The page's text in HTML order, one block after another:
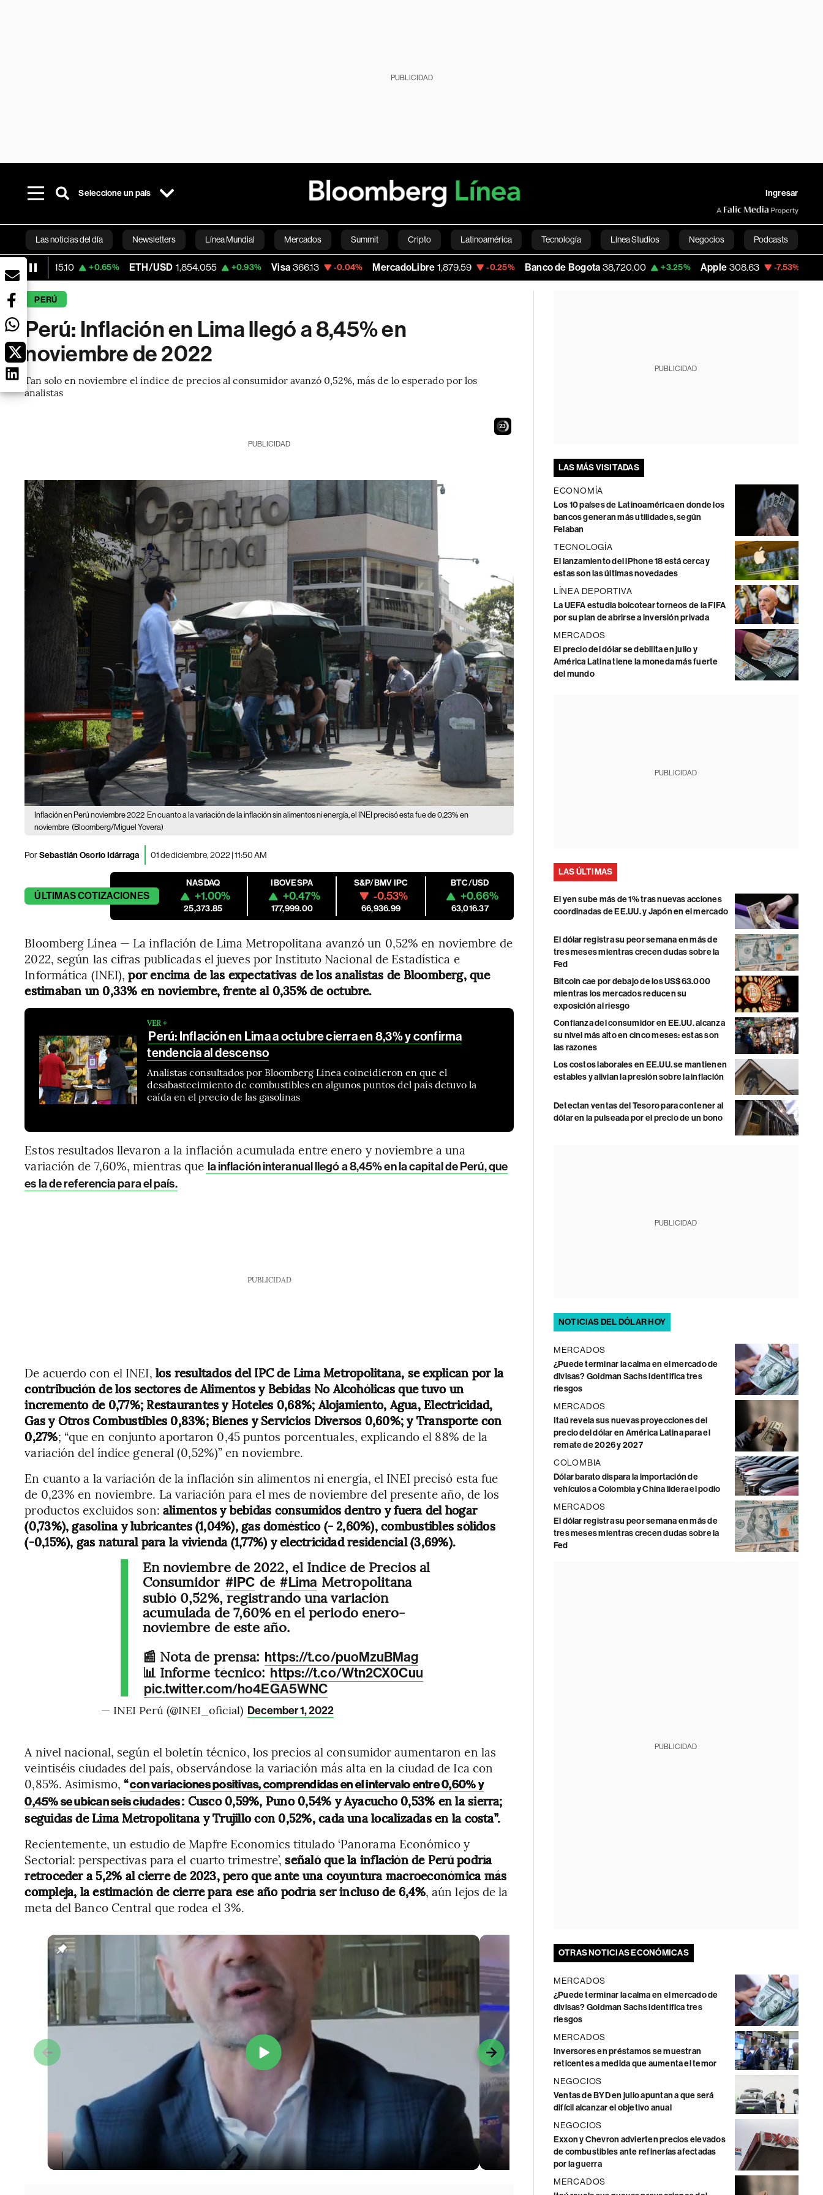
PUBLICIDAD
Seleccione un país Ingresar
Las noticias del día Newsletters Línea Mundial Mercados Summit Cripto Latinoamérica Tecnología Línea Studios Negocios Podcasts
Bloomberg Green Economía Estilo de vida Mundo Videos English
ETH/USD 1,854.055 +0.93% Visa 366.13 -0.04% MercadoLibre 1,879.59 -0.25% Banco de Bogota 38,720.00 +3.25% Apple 308.63 -7.53% USD COP 3,152.58
PERÚ
Perú: Inflación en Lima llegó a 8,45% en
noviembre de 2022
Tan solo en noviembre el índice de precios al consumidor avanzó 0,52%, más de lo esperado por los
analistas
21
PUBLICIDAD
Inflación en Perú noviembre 2022 En cuanto a la variación de la inflación sin alimentos ni energía, el INEI precisó esta fue de 0,23% en
noviembre (Bloomberg/Miguel Yovera)
PorSebastián Osorio Idárraga 01 de diciembre, 2022 | 11:50 AM
ÚLTIMASCOTIZACIONES
NASDAQ
+1.00%
25,373.85
IBOVESPA
+0.47%
177,999.00
S&P/BMV IPC
-0.53%
66,936.99
BTC/USD
+0.66%
63,016.37
Bloomberg Línea — La inflación de Lima Metropolitana avanzó un 0,52% en noviembre de
2022, según las cifras publicadas el jueves por Instituto Nacional de Estadística e
Informática (INEI),por encima de las expectativas de los analistas de Bloomberg, que
estimaban un 0,33% en noviembre, frente al 0,35% de octubre.
VER +
Perú: Inflación en Lima a octubre cierra en 8,3% y confirma
tendencia al descenso
Analistas consultados por Bloomberg Línea coincidieron en que el
desabastecimiento de combustibles en algunos puntos del país detuvo la
caída en el precio de las gasolinas
Estos resultados llevaron a la inflación acumulada entre enero y noviembre a una
variación de 7,60%, mientras que la inflación interanual llegó a 8,45% en la capital de Perú, que
es la de referencia para el país.
PUBLICIDAD
De acuerdo con el INEI, los resultados del IPC de Lima Metropolitana, se explican por la
contribución de los sectores de Alimentos y Bebidas No Alcohólicas que tuvo un
incremento de 0,77%; Restaurantes y Hoteles 0,68%; Alojamiento, Agua, Electricidad,
Gas y Otros Combustibles 0,83%; Bienes y Servicios Diversos 0,60%; y Transporte con
0,27%; “que en conjunto aportaron 0,45 puntos porcentuales, explicando el 88% de la
variación del índice general (0,52%)” en noviembre.
En cuanto a la variación de la inflación sin alimentos ni energía, el INEI precisó esta fue
de 0,23% en noviembre. La variación para el mes de noviembre del presente año, de los
productos excluidos son: alimentos y bebidas consumidos dentro y fuera del hogar
(0,73%), gasolina y lubricantes (1,04%), gas doméstico (- 2,60%), combustibles sólidos
(-0,15%), gas natural para la vivienda (1,77%) y electricidad residencial (3,69%).
En noviembre de 2022, el Índice de Precios al
Consumidor #IPC de #Lima Metropolitana
subió 0,52%, registrando una variación
acumulada de 7,60% en el periodo enero-
noviembre de este año.
📰 Nota de prensa: https://t.co/puoMzuBMag
📊 Informe técnico:https://t.co/Wtn2CX0Cuu
pic.twitter.com/ho4EGA5WNC
— INEI Perú (@INEI_oficial) December 1, 2022
A nivel nacional, según el boletín técnico, los precios al consumidor aumentaron en las
veintiséis ciudades del país, observándose la variación más alta en la ciudad de Ica con
0,85%. Asimismo,“con variaciones positivas, comprendidas en el intervalo entre 0,60% y
0,45% se ubican seis ciudades: Cusco 0,59%, Puno 0,54% y Ayacucho 0,53% en la sierra;
seguidas de Lima Metropolitana y Trujillo con 0,52%, cada una localizadas en la costa”.
Recientemente, un estudio de Mapfre Economics titulado ‘Panorama Económico y
Sectorial: perspectivas para el cuarto trimestre’, señaló que la inflación de Perú podría
retroceder a 5,2% al cierre de 2023, pero que ante una coyuntura macroeconómica más
compleja, la estimación de cierre para ese año podría ser incluso de 6,4%, aún lejos de la
meta del Banco Central que rodea el 3%.
PUBLICIDAD
LAS MÁS VISITADAS
ECONOMÍA
Los 10 países de Latinoamérica en donde los
bancos generan más utilidades, según
Felaban
TECNOLOGÍA
El lanzamiento del iPhone 18 está cerca y
estas son las últimas novedades
LÍNEA DEPORTIVA
La UEFA estudia boicotear torneos de la FIFA
por su plan de abrirse a inversión privada
MERCADOS
El precio del dólar se debilita en julio y
América Latina tiene la moneda más fuerte
del mundo
PUBLICIDAD
LAS ÚLTIMAS
El yen sube más de 1% tras nuevas acciones
coordinadas de EE.UU. y Japón en el mercado
El dólar registra su peor semana en más de
tres meses mientras crecen dudas sobre la
Fed
Bitcoin cae por debajo de los US$63.000
mientras los mercados reducen su
exposición al riesgo
Confianza del consumidor en EE.UU. alcanza
su nivel más alto en cinco meses: estas son
las razones
Los costos laborales en EE.UU. se mantienen
estables y alivian la presión sobre la inflación
Detectan ventas del Tesoro para contener al
dólar en la pulseada por el precio de un bono
PUBLICIDAD
NOTICIAS DEL DÓLAR HOY
MERCADOS
¿Puede terminar la calma en el mercado de
divisas? Goldman Sachs identifica tres
riesgos
MERCADOS
Itaú revela sus nuevas proyecciones del
precio del dólar en América Latina para el
remate de 2026 y 2027
COLOMBIA
Dólar barato dispara la importación de
vehículos a Colombia y China lidera el podio
MERCADOS
El dólar registra su peor semana en más de
tres meses mientras crecen dudas sobre la
Fed
PUBLICIDAD
OTRAS NOTICIAS ECONÓMICAS
MERCADOS
¿Puede terminar la calma en el mercado de
divisas? Goldman Sachs identifica tres
riesgos
MERCADOS
Inversores en préstamos se muestran
reticentes a medida que aumenta el temor
NEGOCIOS
Ventas de BYD en julio apuntan a que será
difícil alcanzar el objetivo anual
NEGOCIOS
Exxon y Chevron advierten precios elevados
de combustibles ante refinerías afectadas
por la guerra
MERCADOS